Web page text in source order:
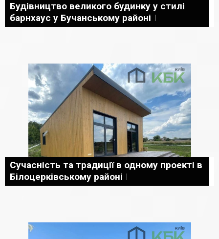
Будівництво великого будинку у стилі
барнхаус у Бучанському районі
Сучасність та традиції в одному проекті в
Білоцерківському районі